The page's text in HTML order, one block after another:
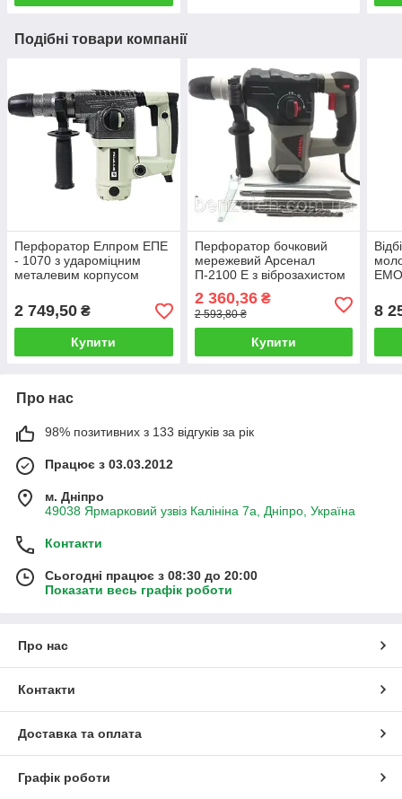
Подібні товари компанії
Перфоратор Елпром ЕПЕ
- 1070 з удароміцним
металевим корпусом
2 749,50 ₴
Купити
Перфоратор бочковий
мережевий Арсенал
П-2100 Е з віброзахистом
та силою удару 5 Дж
2 360,36₴
2 593,80 ₴
Купити
8
Про нас
98% позитивних з 133 відгуків за рік
Працює з 03.03.2012
м. Дніпро
49038 Ярмарковий узвіз Калініна 7а, Дніпро, Україна
Контакти
Сьогодні працює з 08:30 до 20:00
Показати весь графік роботи
Про нас
Контакти
Доставка та оплата
Графік роботи